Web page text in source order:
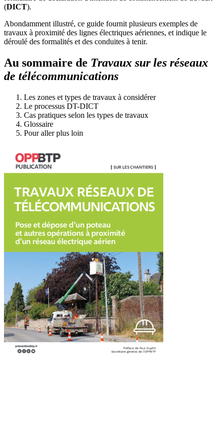
(DICT).
Abondamment illustré, ce guide fournit plusieurs exemples de
travaux à proximité des lignes électriques aériennes, et indique le
déroulé des formalités et des conduites à tenir.
Au sommaire de Travaux sur les réseaux
de télécommunications
Les zones et types de travaux à considérer
Le processus DT-DICT
Cas pratiques selon les types de travaux
Glossaire
Pour aller plus loin